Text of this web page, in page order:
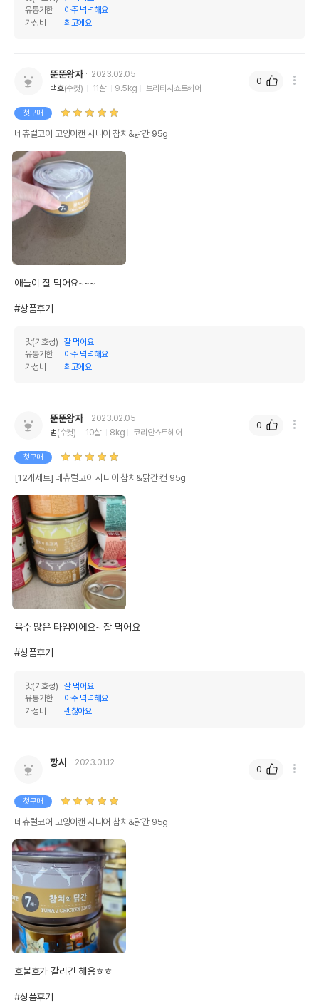
품명 및 모델명
경우 그에 대한 사항
제조국 또는 원산지 태국
제조자,수입품의 경우
수입자를 함께 표기
AS책임자와 전화번호
또는 소비자상담 관련
전화번호
유통기한
아주 넉넉해요
가성비
최고에요
뚠뚠왕자
2023.02.05
백호(수컷) 11살 9.5kg 브리티시쇼트헤어
첫구매
네츄럴코어 고양이캔 시니어 참치&닭간 95g
애들이 잘 먹어요~~~
#상품후기
맛(기호성)
잘 먹어요
유통기한
아주 넉넉해요
가성비
최고에요
0
뚠뚠왕자
2023.02.05
범(수컷) 10살 8kg 코리안쇼트헤어
첫구매
[12개세트] 네츄럴코어 시니어 참치&닭간 캔 95g
육수 많은 타입이에요~ 잘 먹어요
#상품후기
맛(기호성)
잘 먹어요
유통기한
아주 넉넉해요
가성비
괜찮아요
0
깡시 2023.01.12
첫구매
네츄럴코어 고양이캔 시니어 참치&닭간 95g
호불호가 갈리긴 해용ㅎㅎ
#상품후기
0